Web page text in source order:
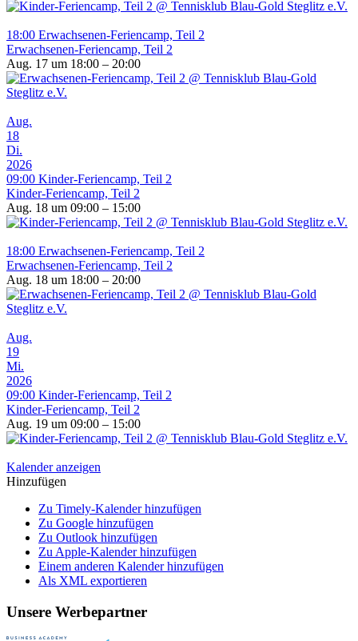
18:00 Erwachsenen-Feriencamp, Teil 2
Erwachsenen-Feriencamp, Teil 2
Aug. 17 um 18:00 – 20:00
Aug.
18
Di.
2026
09:00 Kinder-Feriencamp, Teil 2
Kinder-Feriencamp, Teil 2
Aug. 18 um 09:00 – 15:00
18:00 Erwachsenen-Feriencamp, Teil 2
Erwachsenen-Feriencamp, Teil 2
Aug. 18 um 18:00 – 20:00
Aug.
19
Mi.
2026
09:00 Kinder-Feriencamp, Teil 2
Kinder-Feriencamp, Teil 2
Aug. 19 um 09:00 – 15:00
Kalender anzeigen
Hinzufügen
Zu Timely-Kalender hinzufügen
Zu Google hinzufügen
Zu Outlook hinzufügen
Zu Apple-Kalender hinzufügen
Einem anderen Kalender hinzufügen
Als XML exportieren
Unsere Werbepartner